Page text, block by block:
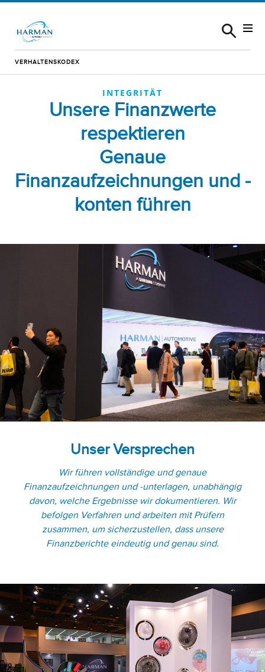
VERHALTENSKODEX
INTEGRITÄT
Unsere Finanzwerte
respektieren
Genaue
Finanzaufzeichnungen und -
konten führen
Unser Versprechen
Wir führen vollständige und genaue
Finanzaufzeichnungen und -unterlagen, unabhängig
davon, welche Ergebnisse wir dokumentieren. Wir
befolgen Verfahren und arbeiten mit Prüfern
zusammen, um sicherzustellen, dass unsere
Finanzberichte eindeutig und genau sind.